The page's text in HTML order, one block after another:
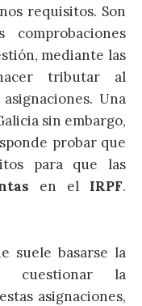
requisitos. Son
comprobaciones
mediante las
tributar al
Una
sin embargo,
probar que
para que las
en el IRPF.
suele basarse la
cuestionar la
asignaciones,